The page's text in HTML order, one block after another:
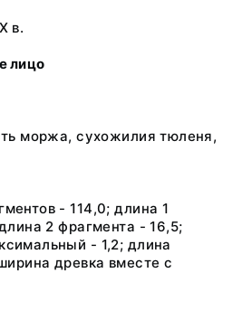
в.
лицо
моржа, сухожилия тюленя,
- 114,0; длина 1
2 фрагмента - 16,5;
- 1,2; длина
древка вместе с